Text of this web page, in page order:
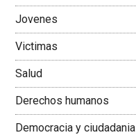
Jovenes
Victimas
Salud
Derechos humanos
Democracia y ciudadania